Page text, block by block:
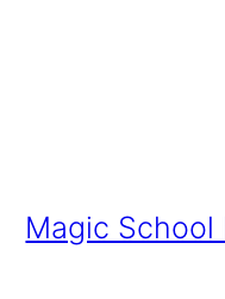
Magic School